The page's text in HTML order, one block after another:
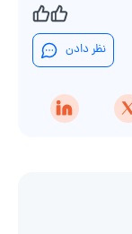
نظر دادن